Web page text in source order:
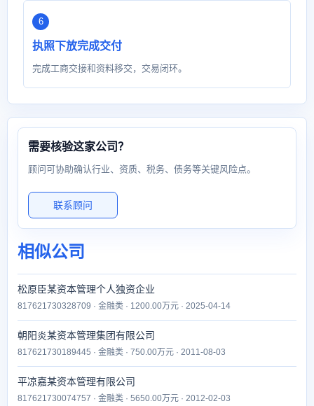
执照下放完成交付
完成工商交接和资料移交，交易闭环。
需要核验这家公司？
顾问可协助确认行业、资质、税务、债务等关键风险点。
联系顾问
相似公司
松原臣某资本管理个人独资企业
817621730328709 · 金融类 · 1200.00万元 · 2025-04-14
朝阳炎某资本管理集团有限公司
817621730189445 · 金融类 · 750.00万元 · 2011-08-03
平凉嘉某资本管理有限公司
817621730074757 · 金融类 · 5650.00万元 · 2012-02-03